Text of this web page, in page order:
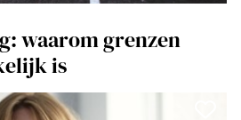
waarom grenzen
is